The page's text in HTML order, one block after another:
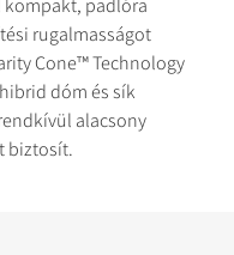
kompakt, padlóra
rugalmasságot
Cone™ Technology
dóm és sík
alacsony
biztosít.